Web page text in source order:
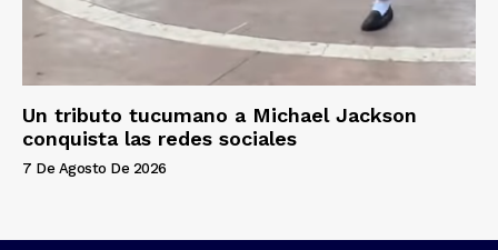
Un tributo tucumano a Michael Jackson
conquista las redes sociales
7 De Agosto De 2026